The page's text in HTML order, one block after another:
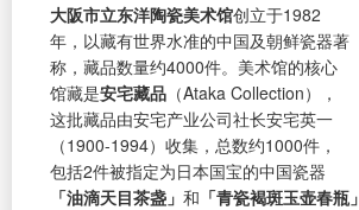
大阪市立东洋陶瓷美术馆创立于1982
年，以藏有世界水准的中国及朝鲜瓷器著
称，藏品数量约4000件。美术馆的核心
馆藏是安宅藏品 （Ataka Collection），
这批藏品由安宅产业公司社长安宅英一
（1900-1994）收集，总数约1000件，
包括2件被指定为日本国宝的中国瓷器
「油滴天目茶盏」 和 「青瓷褐斑玉壶春瓶」